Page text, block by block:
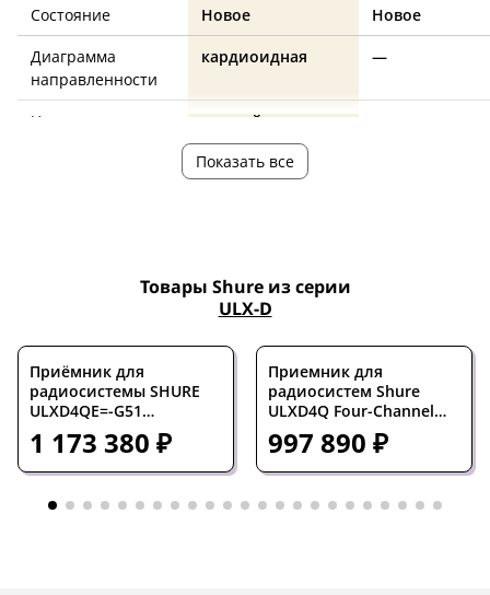
Состояние
Новое
Новое
Диаграмма
направленности
кардиоидная —
Цвет черный
—
Показать все
Товары Shure из серии
ULX-D
Приёмник для
радиосистемы SHURE
ULXD4QE=-G51
цифровой
четырехканальный 470-
534 МГц съемные
рек Dante.
1 173 380 ₽
Приемник для
радиосистем Shure
ULXD4Q Four-Channel
Digital Wireless Receiver
Band H50
997 890 ₽